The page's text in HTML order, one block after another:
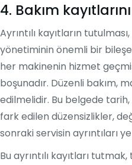
4. Bakım
Ayrıntılı kayıtların
yönetiminin önemli bir
her makinenin hizmet
boşunadır. Düzenli bakım,
edilmelidir. Bu belgede
fark edilen düzensizlikler,
sonraki servisin ayrıntıları
Bu ayrıntılı kayıtları